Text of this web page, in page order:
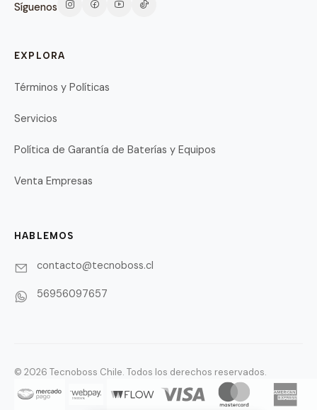
Síguenos
EXPLORA
Términos y Políticas
Servicios
Política de Garantía de Baterías y Equipos
Venta Empresas
HABLEMOS
contacto@tecnoboss.cl
56956097657
© 2026 Tecnoboss Chile. Todos los derechos reservados.